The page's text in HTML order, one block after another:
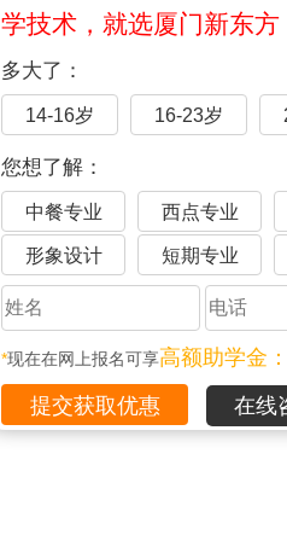
学技术，就选厦门新东方
多大了：
14-16岁 16-23岁
您想了解：
中餐专业 西点专业
形象设计 短期专业
*现在在网上报名可享高额助学金
在线